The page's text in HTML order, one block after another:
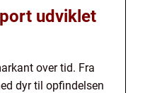
udviklet
over tid. Fra
dyr til opfindelsen